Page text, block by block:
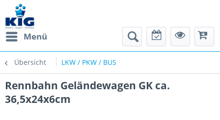
Menü
Übersicht LKW / PKW / BUS
Rennbahn Geländewagen GK ca.
36,5x24x6cm